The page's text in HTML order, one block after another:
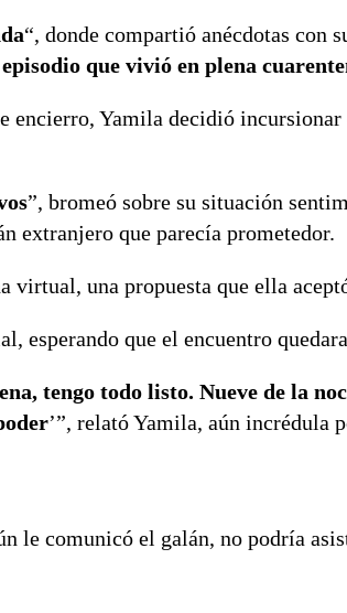
“, donde compartió anécdotas con
episodio que vivió en plena
encierro, Yamila decidió
”, bromeó sobre su situación
extranjero que parecía prometedor.
virtual, una propuesta que ella
esperando que el encuentro
tengo todo listo. Nueve de la
’”, relató Yamila, aún incrédula
le comunicó el galán, no podría